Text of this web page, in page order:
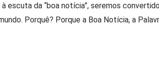
da “boa notícia”, seremos
Porquê? Porque a Boa Notícia, a